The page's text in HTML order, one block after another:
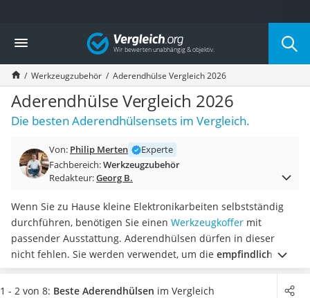
Die beliebtesten Vergleiche nach Kategorie
Baumarkt
Tresor feuerfest
Makita-Akku-Rasenmäher
Kappsäge
Smartes Türschloss
Akku-Rasentrimmer
Split-Klimaanlage 2 Innengeräte
Pelletofen
Tiefbrunnenpumpe
Fliesenschneider
Hochdruckreiniger
Doppelschleifer
Überwachungskamera
Benzinrasenmäher mit Elektrostart
Vergleich
Werkzeugzubehör Aderendhülse Vergleich 2026
Aderendhülse Vergleich 2026
Die besten Aderendhülsensets im Vergleich.
Von: Philip Merten
Experte
Fachbereich:Werkzeugzubehör
Redakteur:Georg B.
Wenn Sie zu Hause kleine Elektronikarbeiten selbstständig
durchführen, benötigen Sie einen Werkzeugkoffer mit
passender Ausstattung. Aderendhülsen dürfen in dieser
nicht fehlen. Sie werden verwendet, um die empfindlichen
abisolierten Enden von Litzenleitungen zu schützen, da sie
sonst schnell kaputtgehen können. Gängigen Tests im
1 - 2 von 8: Beste Aderendhülsen im Vergleich